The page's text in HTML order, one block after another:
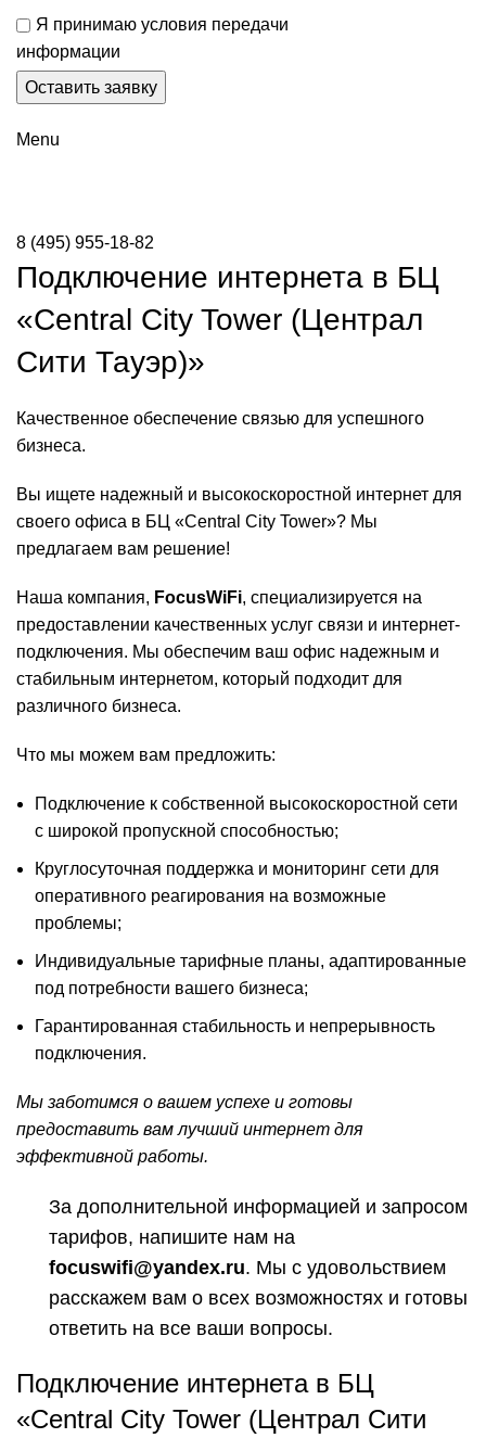
Я принимаю условия передачи
информации
Menu
8 (495) 955-18-82
Подключение интернета в БЦ
«Central City Tower (Централ
Сити Тауэр)»
Качественное обеспечение связью для успешного
бизнеса.
Вы ищете надежный и высокоскоростной интернет для
своего офиса в БЦ «Central City Tower»? Мы
предлагаем вам решение!
Наша компания, FocusWiFi, специализируется на
предоставлении качественных услуг связи и интернет-
подключения. Мы обеспечим ваш офис надежным и
стабильным интернетом, который подходит для
различного бизнеса.
Что мы можем вам предложить:
Подключение к собственной высокоскоростной сети
с широкой пропускной способностью;
Круглосуточная поддержка и мониторинг сети для
оперативного реагирования на возможные
проблемы;
Индивидуальные тарифные планы, адаптированные
под потребности вашего бизнеса;
Гарантированная стабильность и непрерывность
подключения.
Мы заботимся о вашем успехе и готовы
предоставить вам лучший интернет для
эффективной работы.
За дополнительной информацией и запросом
тарифов, напишите нам на
focuswifi@yandex.ru. Мы с удовольствием
расскажем вам о всех возможностях и готовы
ответить на все ваши вопросы.
Подключение интернета в БЦ
«Central City Tower (Централ Сити